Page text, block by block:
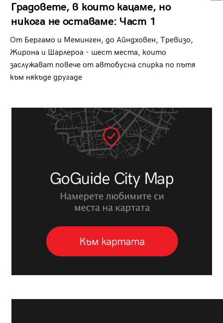
Градовете, в които кацаме, но
никога не оставаме: Част 1
От Бергамо и Меминген, до Айндховен, Тревизо,
Жирона и Шарлероа - шест места, които
заслужават повече от автобусна спирка по пътя
към някъде другаде